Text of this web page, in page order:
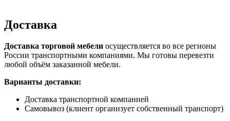
Доставка
Доставка торговой мебели осуществляется во все регионы
России транспортными компаниями. Мы готовы перевезти
любой объём заказанной мебели.
Варианты доставки:
Доставка транспортной компанией
Самовывоз (клиент организует собственный транспорт)